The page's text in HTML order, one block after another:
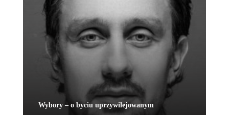
Wybory – o byciu uprzywilejowanym